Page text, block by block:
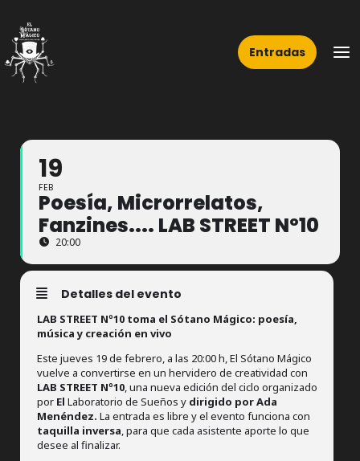
contenido
Entradas
19
FEB
Poesía, Microrrelatos,
Fanzines.... LAB STREET Nº10
20:00
Detalles del evento
LAB STREET Nº10 toma el Sótano Mágico: poesía,
música y creación en vivo
Este jueves 19 de febrero, a las 20:00 h, El Sótano Mágico
vuelve a convertirse en un hervidero de creatividad con
LAB STREET Nº10, una nueva edición del ciclo organizado
por El Laboratorio de Sueños y dirigido por Ada
Menéndez. La entrada es libre y el evento funciona con
taquilla inversa, para que cada asistente aporte lo que
desee al finalizar.